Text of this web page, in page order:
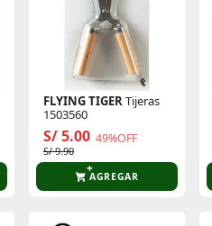
no tiene calificaciones.
y acumula Puntos.
FLYING TIGER Tijeras
1503560
S/ 5.00 49%OFF
S/ 9.90
AGREGAR